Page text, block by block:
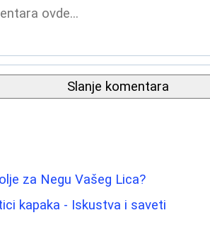
Slanje komentara
za Negu Vašeg Lica?
kapaka - Iskustva i saveti